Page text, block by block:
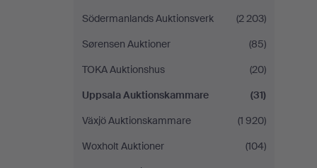
Södermanlands Auktionsverk
(2 203)
Sørensen Auktioner
(85)
TOKA Auktionshus
(20)
Uppsala Auktionskammare
(31)
Växjö Auktionskammare
(1 920)
Woxholt Auktioner
(104)